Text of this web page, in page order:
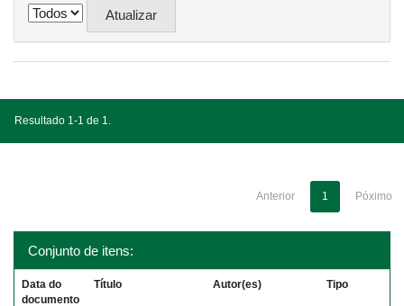
Resultado 1-1 de 1.
Anterior 1 Póximo
Conjunto de itens:
Data do
documento
Título Autor(es) Tipo